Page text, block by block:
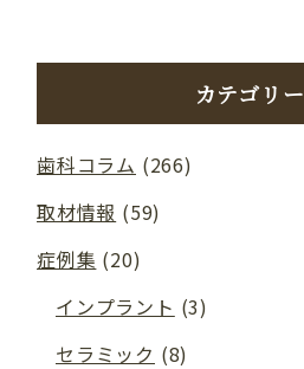
カテゴリー
歯科コラム (266)
取材情報 (59)
症例集 (20)
インプラント (3)
セラミック (8)